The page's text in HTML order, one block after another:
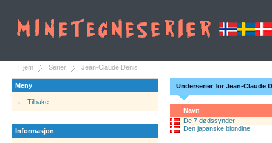
Hjem Serier Jean-Claude Denis
Meny
Tilbake
Informasjon
Underserier for Jean-Claude
Navn
De 7 dødssynder
Den japanske blondine